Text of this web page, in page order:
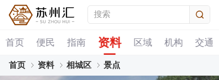
首页 便民 指南 资料 区域 机构 交通
首页 资料 相城区 景点